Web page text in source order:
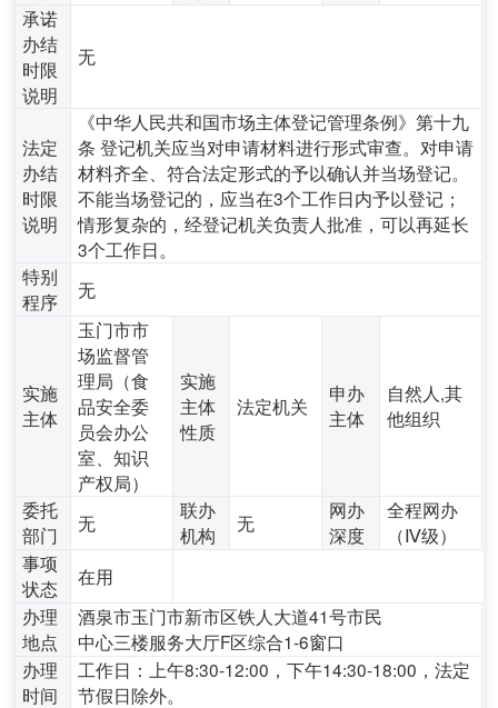
承诺
办结
时限
说明
无
法定
办结
时限
说明
《中华人民共和国市场主体登记管理条例》第十九
条 登记机关应当对申请材料进行形式审查。对申请
材料齐全、符合法定形式的予以确认并当场登记。
不能当场登记的，应当在3个工作日内予以登记；
情形复杂的，经登记机关负责人批准，可以再延长
3个工作日。
特别
程序
无
实施
主体
玉门市市
场监督管
理局（食
品安全委
员会办公
室、知识
产权局）
实施
主体
性质
法定机关
申办
主体
自然人,其
他组织
委托
部门
无
联办
机构
无
网办
深度
全程网办
（Ⅳ级）
事项
状态
在用
办理
地点
酒泉市玉门市新市区铁人大道41号市民
中心三楼服务大厅F区综合1-6窗口
办理
时间
工作日：上午8:30-12:00，下午14:30-18:00，法定
节假日除外。